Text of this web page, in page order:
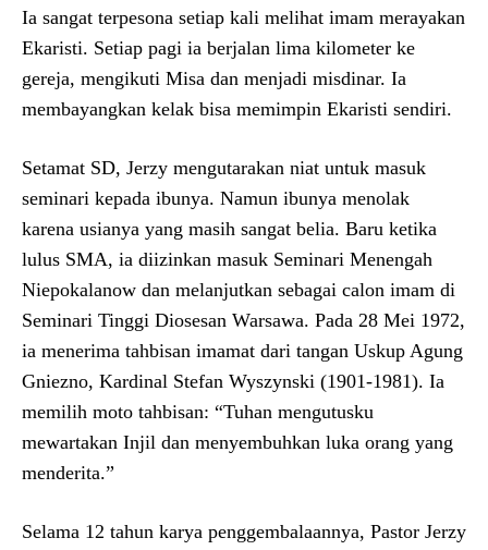
Ia sangat terpesona setiap kali melihat imam merayakan
Ekaristi. Setiap pagi ia berjalan lima kilometer ke
gereja, mengikuti Misa dan menjadi misdinar. Ia
membayangkan kelak bisa memimpin Ekaristi sendiri.
Setamat SD, Jerzy mengutarakan niat untuk masuk
seminari kepada ibunya. Namun ibunya menolak
karena usianya yang masih sangat belia. Baru ketika
lulus SMA, ia diizinkan masuk Seminari Menengah
Niepokalanow dan melanjutkan sebagai calon imam di
Seminari Tinggi Diosesan Warsawa. Pada 28 Mei 1972,
ia menerima tahbisan imamat dari tangan Uskup Agung
Gniezno, Kardinal Stefan Wyszynski (1901-1981). Ia
memilih moto tahbisan: “Tuhan mengutusku
mewartakan Injil dan menyembuhkan luka orang yang
menderita.”
Selama 12 tahun karya penggembalaannya, Pastor Jerzy